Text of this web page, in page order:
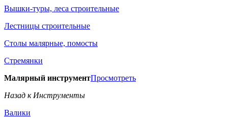
Вышки-туры, леса строительные
Лестницы строительные
Столы малярные, помосты
Стремянки
Малярный инструментПросмотреть
Назад к Инструменты
Валики